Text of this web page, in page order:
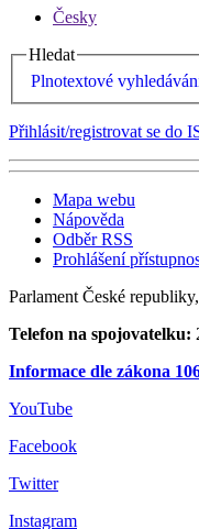
Česky
Hledat
Plnotextové
Přihlásit/registrovat se do
Mapa webu
Nápověda
Odběr RSS
Prohlášení
Parlament České
Telefon na spojovatelku:
Informace dle zákona
YouTube
Facebook
Twitter
Instagram